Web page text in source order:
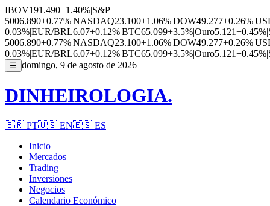
IBOV191.490+1.40%|S&P
5006.890+0.77%|NASDAQ23.100+1.06%|DOW49.277+0.26%|
0.03%|EUR/BRL6.07+0.12%|BTC65.099+3.5%|Ouro5.121+0.45%|
5006.890+0.77%|NASDAQ23.100+1.06%|DOW49.277+0.26%|
0.03%|EUR/BRL6.07+0.12%|BTC65.099+3.5%|Ouro5.121+0.45%|
☰ domingo, 9 de agosto de 2026
DINHEIROLOGIA.
🇧🇷 PT🇺🇸 EN🇪🇸 ES
Inicio
Mercados
Trading
Inversiones
Negocios
Calendario Económico